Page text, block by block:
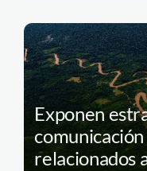
Exponen
relacionados